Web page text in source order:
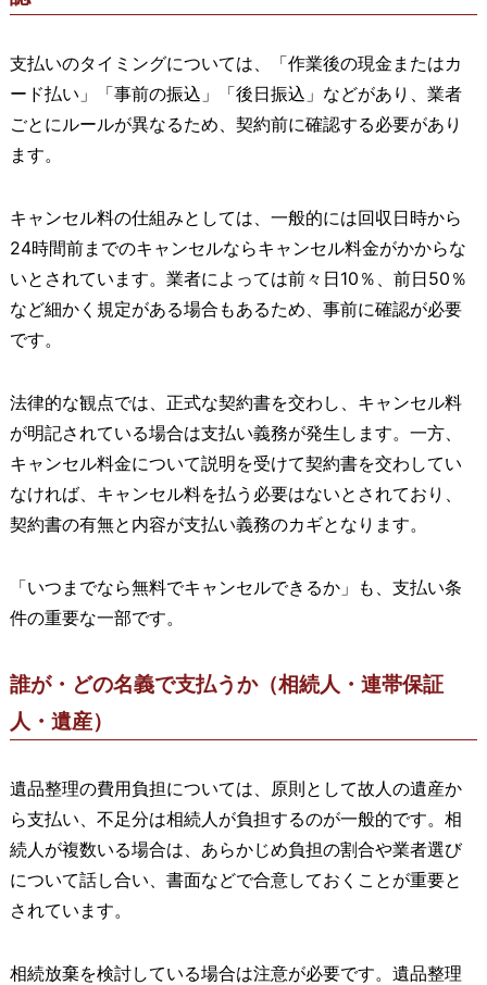
支払いのタイミングについては、「作業後の現金またはカ
ード払い」「事前の振込」「後日振込」などがあり、業者
ごとにルールが異なるため、契約前に確認する必要があり
ます。
キャンセル料の仕組みとしては、一般的には回収日時から
24時間前までのキャンセルならキャンセル料金がかからな
いとされています。業者によっては前々日10％、前日50％
など細かく規定がある場合もあるため、事前に確認が必要
です。
法律的な観点では、正式な契約書を交わし、キャンセル料
が明記されている場合は支払い義務が発生します。一方、
キャンセル料金について説明を受けて契約書を交わしてい
なければ、キャンセル料を払う必要はないとされており、
契約書の有無と内容が支払い義務のカギとなります。
「いつまでなら無料でキャンセルできるか」も、支払い条
件の重要な一部です。
誰が・どの名義で支払うか（相続人・連帯保証
人・遺産）
遺品整理の費用負担については、原則として故人の遺産か
ら支払い、不足分は相続人が負担するのが一般的です。相
続人が複数いる場合は、あらかじめ負担の割合や業者選び
について話し合い、書面などで合意しておくことが重要と
されています。
相続放棄を検討している場合は注意が必要です。遺品整理